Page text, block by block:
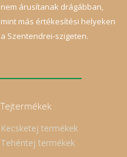
nem árusítanak drágábban,
mint más értékesítési helyeken
a Szentendrei-szigeten.
Tejtermékek
Kecsketej termékek
Tehéntej termékek